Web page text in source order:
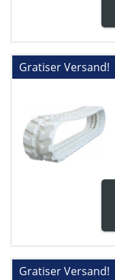
Gratiser Versand!
Gratiser Versand!